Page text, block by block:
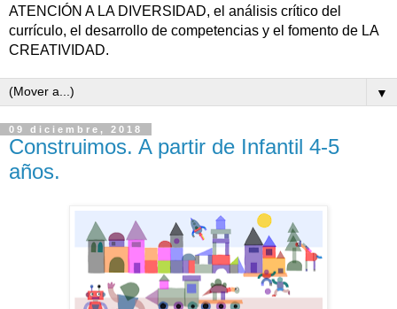
ATENCIÓN A LA DIVERSIDAD, el análisis crítico del
currículo, el desarrollo de competencias y el fomento de LA
CREATIVIDAD.
▼
09 diciembre, 2018
Construimos. A partir de Infantil 4-5
años.